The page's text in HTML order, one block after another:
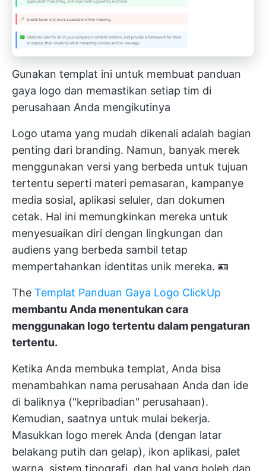
Gunakan templat ini untuk membuat panduan
gaya logo dan memastikan setiap tim di
perusahaan Anda mengikutinya
Logo utama yang mudah dikenali adalah bagian
penting dari branding. Namun, banyak merek
menggunakan versi yang berbeda untuk tujuan
tertentu seperti materi pemasaran, kampanye
media sosial, aplikasi seluler, dan dokumen
cetak. Hal ini memungkinkan mereka untuk
menyesuaikan diri dengan lingkungan dan
audiens yang berbeda sambil tetap
mempertahankan identitas unik mereka. 🪪
The Templat Panduan Gaya Logo ClickUp
membantu Anda menentukan cara
menggunakan logo tertentu dalam pengaturan
tertentu.
Ketika Anda membuka templat, Anda bisa
menambahkan nama perusahaan Anda dan ide
di baliknya ("kepribadian" perusahaan).
Kemudian, saatnya untuk mulai bekerja.
Masukkan logo merek Anda (dengan latar
belakang putih dan gelap), ikon aplikasi, palet
warna, sistem tipografi, dan hal yang boleh dan